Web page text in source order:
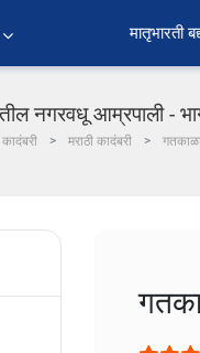
﻿मातृभारती
नगरवधू आम्रपाली -
कादंबरी मराठी कादंबरी